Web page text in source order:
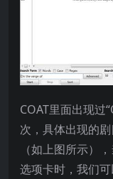
COAT里面出现
次，具体出现的
（如上图所示）
选项卡时，我们